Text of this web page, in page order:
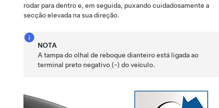
rodar para dentro e, em seguida, puxando cuidadosamente a
secção elevada na sua direção.
NOTA
A tampa do olhal de reboque dianteiro está ligada ao
terminal preto negativo (-) do veículo.